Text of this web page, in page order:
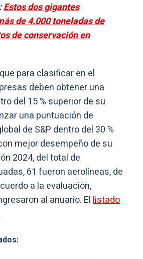
Estos dos gigantes
de 4.000 toneladas de
de conservación en
para clasificar en el
deben obtener una
del 15 % superior de su
una puntuación de
de S&P dentro del 30 %
mejor desempeño de su
2024, del total de
61 fueron aerolíneas, de
a la evaluación,
al anuario. Ellistado